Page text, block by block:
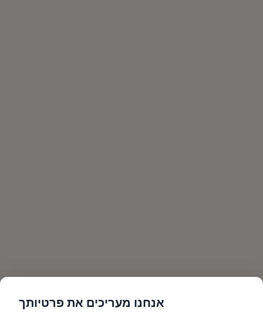
אנחנו מעריכים את פרטיותך